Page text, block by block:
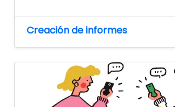
Creación de informes